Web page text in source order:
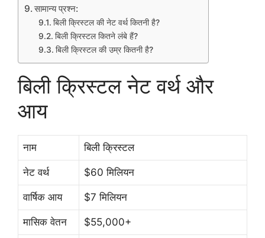
सामान्य प्रश्न:
बिली क्रिस्टल की नेट वर्थ कितनी है?
बिली क्रिस्टल कितने लंबे हैं?
बिली क्रिस्टल की उम्र कितनी है?
बिली क्रिस्टल नेट वर्थ और
आय
नाम बिली क्रिस्टल
नेट वर्थ $60 मिलियन
वार्षिक आय $7 मिलियन
मासिक वेतन $55,000+